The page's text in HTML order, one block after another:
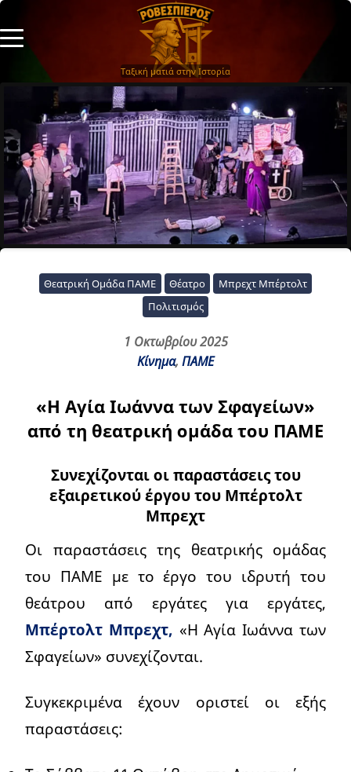
Ταξική ματιά στην Ιστορία
Θεατρική Ομάδα ΠΑΜΕ Θέατρο
Μπρεχτ Μπέρτολτ
Πολιτισμός
1 Οκτωβρίου 2025
Κίνημα, ΠΑΜΕ
«Η Αγία Ιωάννα των Σφαγείων»
από τη θεατρική ομάδα του ΠΑΜΕ
Συνεχίζονται οι παραστάσεις του
εξαιρετικού έργου του Μπέρτολτ
Μπρεχτ
Οι παραστάσεις της θεατρικής ομάδας
του ΠΑΜΕ με το έργο του ιδρυτή του
θεάτρου από εργάτες για εργάτες,
Μπέρτολτ Μπρεχτ, «Η Αγία Ιωάννα των
Σφαγείων» συνεχίζονται.
Συγκεκριμένα έχουν οριστεί οι εξής
παραστάσεις: